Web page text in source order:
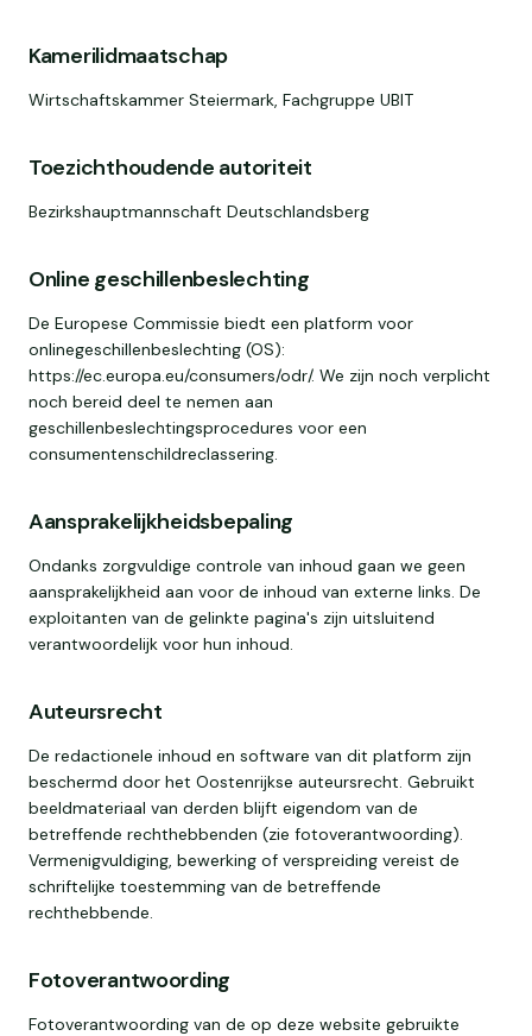
Kamerilidmaatschap
Wirtschaftskammer Steiermark, Fachgruppe UBIT
Toezichthoudende autoriteit
Bezirkshauptmannschaft Deutschlandsberg
Online geschillenbeslechting
De Europese Commissie biedt een platform voor
onlinegeschillenbeslechting (OS):
https://ec.europa.eu/consumers/odr/. We zijn noch verplicht
noch bereid deel te nemen aan
geschillenbeslechtingsprocedures voor een
consumentenschildreclassering.
Aansprakelijkheidsbepaling
Ondanks zorgvuldige controle van inhoud gaan we geen
aansprakelijkheid aan voor de inhoud van externe links. De
exploitanten van de gelinkte pagina's zijn uitsluitend
verantwoordelijk voor hun inhoud.
Auteursrecht
De redactionele inhoud en software van dit platform zijn
beschermd door het Oostenrijkse auteursrecht. Gebruikt
beeldmateriaal van derden blijft eigendom van de
betreffende rechthebbenden (zie fotoverantwoording).
Vermenigvuldiging, bewerking of verspreiding vereist de
schriftelijke toestemming van de betreffende
rechthebbende.
Fotoverantwoording
Fotoverantwoording van de op deze website gebruikte